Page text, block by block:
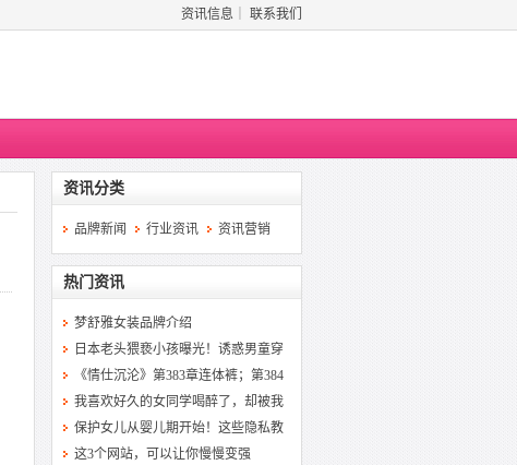
资讯信息 联系我们
资讯分类
品牌新闻 行业资讯 资讯营销
热门资讯
梦舒雅女装品牌介绍
日本老头猥亵小孩曝光！诱惑男童穿
《情仕沉沦》第383章连体裤；第384
我喜欢好久的女同学喝醉了，却被我
保护女儿从婴儿期开始！这些隐私教
这3个网站，可以让你慢慢变强